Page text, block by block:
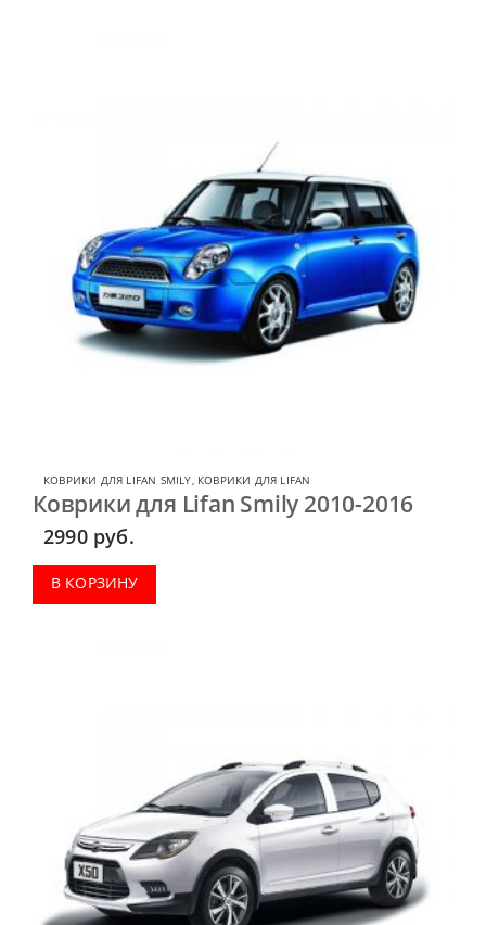
КОВРИКИ ДЛЯ LIFAN SMILY, КОВРИКИ ДЛЯ LIFAN
Коврики для Lifan Smily 2010-2016
2990 руб.
В КОРЗИНУ